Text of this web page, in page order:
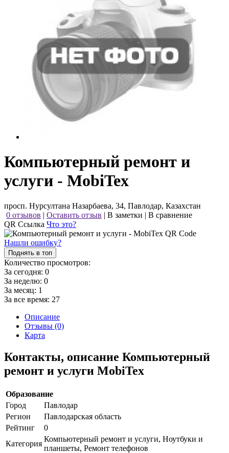
Компьютерный ремонт и
услуги - MobiTex
просп. Нурсултана Назарбаева, 34, Павлодар, Казахстан
0 отзывов | Оставить отзыв | В заметки | В сравнение
QR Ссылка Что это?
Нашли ошибку?
Поднять в топ
Количество просмотров:
За сегодня: 0
За неделю: 0
За месяц: 1
За все время: 27
Описание
Отзывы (0)
Карта
Контакты, описание Компьютерный
ремонт и услуги MobiTex
Образование
Город
Павлодар
Регион
Павлодарская область
Рейтинг
0
Категория
Компьютерный ремонт и услуги, Ноутбуки и
планшеты, Ремонт телефонов